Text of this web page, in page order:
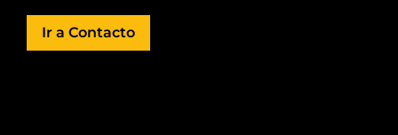
Ir a Contacto